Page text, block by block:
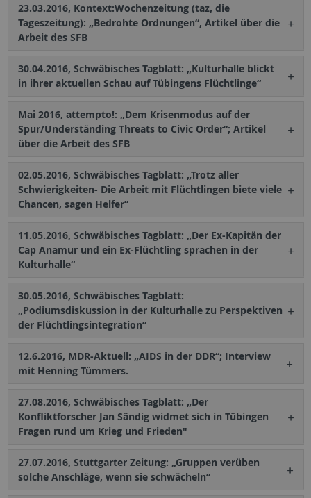
23.03.2016, Kontext:Wochenzeitung (taz, die
Tageszeitung): „Bedrohte Ordnungen“, Artikel über die
Arbeit des SFB
30.04.2016, Schwäbisches Tagblatt: „Kulturhalle blickt
in ihrer aktuellen Schau auf Tübingens Flüchtlinge“
Mai 2016, attempto!: „Dem Krisenmodus auf der
Spur/Underständing Threats to Civic Order“; Artikel
über die Arbeit des SFB
02.05.2016, Schwäbisches Tagblatt: „Trotz aller
Schwierigkeiten- Die Arbeit mit Flüchtlingen biete viele
Chancen, sagen Helfer“
11.05.2016, Schwäbisches Tagblatt: „Der Ex-Kapitän der
Cap Anamur und ein Ex-Flüchtling sprachen in der
Kulturhalle“
30.05.2016, Schwäbisches Tagblatt:
„Podiumsdiskussion in der Kulturhalle zu Perspektiven
der Flüchtlingsintegration“
12.6.2016, MDR-Aktuell: „AIDS in der DDR“; Interview
mit Henning Tümmers.
27.08.2016, Schwäbisches Tagblatt: „Der
Konfliktforscher Jan Sändig widmet sich in Tübingen
Fragen rund um Krieg und Frieden"
27.07.2016, Stuttgarter Zeitung: „Gruppen verüben
solche Anschläge, wenn sie schwächeln“